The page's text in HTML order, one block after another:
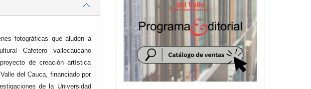
fotográficas que aluden a
Cafetero vallecaucano
de creación artística
del Cauca, financiado por
de la Universidad